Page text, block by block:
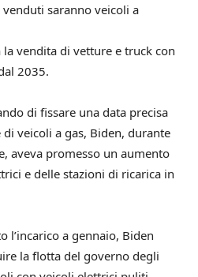
saranno veicoli a
vendita di vetture e truck con
2035.
di fissare una data precisa
veicoli a gas, Biden, durante
aveva promesso un aumento
e delle stazioni di ricarica in
l’incarico a gennaio, Biden
la flotta del governo degli